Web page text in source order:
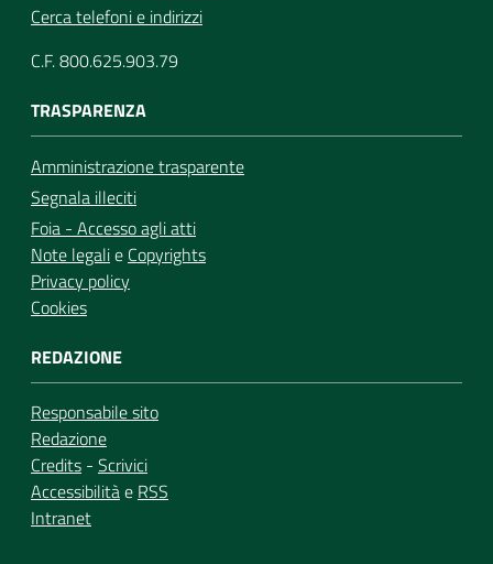
Cerca telefoni e indirizzi
C.F. 800.625.903.79
TRASPARENZA
Amministrazione trasparente
Segnala illeciti
Foia - Accesso agli atti
Note legalie Copyrights
Privacy policy
Cookies
REDAZIONE
Responsabile sito
Redazione
Credits - Scrivici
Accessibilitàe RSS
Intranet